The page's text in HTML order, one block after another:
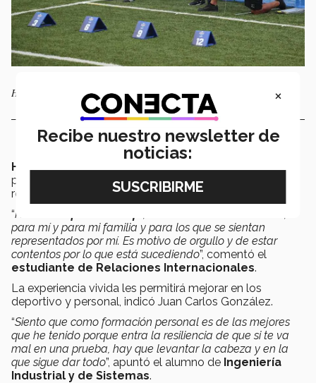
Héctor Siller, de Borregos Estados de México.
Héctor Siller
poder ser parte de este grupo de atletas de alto
rendimiento.
“Ha sido un
para mí y para mi familia y para los que se sientan
representados por mí. Es motivo de orgullo y de estar
contentos por lo que está sucediendo”, comentó el
estudiante de Relaciones Internacionales.
La experiencia vivida les permitirá mejorar en los
deportivo y personal, indicó Juan Carlos González.
“Siento que como formación personal es de las mejores
que he tenido porque entra la resiliencia de que si te va
mal en una prueba, hay que levantar la cabeza y en la
que sigue dar todo”, apuntó el alumno de Ingeniería
Industrial y de Sistemas.
×
Recibe nuestro newsletter de
noticias: